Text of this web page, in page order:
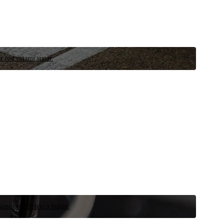
test ortamı sunar.
yedek parça bulun.